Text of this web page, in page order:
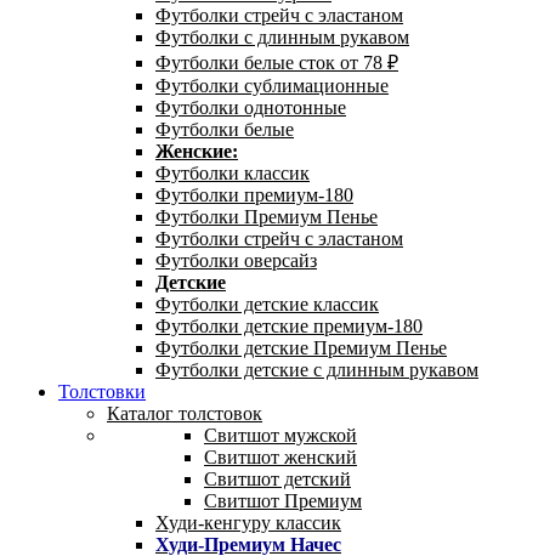
Футболки стрейч с эластаном
Футболки с длинным рукавом
Футболки белые сток от 78 ₽
Футболки сублимационные
Футболки однотонные
Футболки белые
Женские:
Футболки классик
Футболки премиум-180
Футболки Премиум Пенье
Футболки стрейч с эластаном
Футболки оверсайз
Детские
Футболки детские классик
Футболки детские премиум-180
Футболки детские Премиум Пенье
Футболки детские с длинным рукавом
Толстовки
Каталог толстовок
Свитшот мужской
Свитшот женский
Свитшот детский
Свитшот Премиум
Худи-кенгуру классик
Худи-Премиум Начес